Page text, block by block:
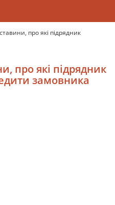
про які підрядник
про які підрядник
замовника